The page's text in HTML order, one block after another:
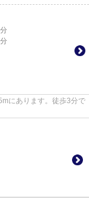
にあります。徒歩3分で